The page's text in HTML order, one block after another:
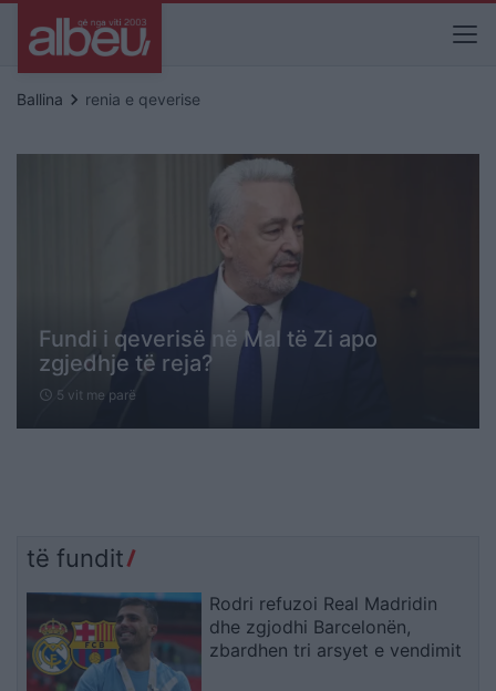
Ballina keyboard_arrow_right renia e qeverise
Fundi i qeverisë në Mal të Zi apo
zgjedhje të reja?
schedule 5 vit me parë
të fundit
Rodri refuzoi Real Madridin
dhe zgjodhi Barcelonën,
zbardhen tri arsyet e vendimit